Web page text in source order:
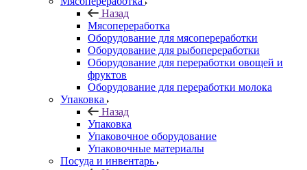
Назад
Мясопереработка
Оборудование для мясопереработки
Оборудование для рыбопереработки
Оборудование для переработки овощей и
фруктов
Оборудование для переработки молока
Упаковка
Назад
Упаковка
Упаковочное оборудование
Упаковочные материалы
Посуда и инвентарь